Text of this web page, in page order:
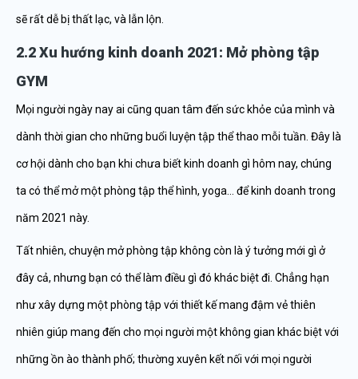
sẽ rất dễ bị thất lạc, và lẫn lộn.
2.2 Xu hướng kinh doanh 2021: Mở phòng tập
GYM
Mọi người ngày nay ai cũng quan tâm đến sức khỏe của mình và
dành thời gian cho những buổi luyện tập thể thao mỗi tuần. Đây là
cơ hội dành cho bạn khi chưa biết kinh doanh gì hôm nay, chúng
ta có thể mở một phòng tập thể hình, yoga… để kinh doanh trong
năm 2021 này.
Tất nhiên, chuyện mở phòng tập không còn là ý tưởng mới gì ở
đây cả, nhưng bạn có thể làm điều gì đó khác biệt đi. Chẳng hạn
như xây dựng một phòng tập với thiết kế mang đậm vẻ thiên
nhiên giúp mang đến cho mọi người một không gian khác biệt với
những ồn ào thành phố; thường xuyên kết nối với mọi người